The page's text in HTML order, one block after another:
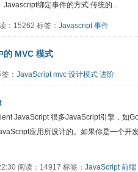
绑定事件的方式 传统的...
：15262 标签： Javascript 事件
MVC 模式
： JavaScript mvc 设计模式 进阶
JavaScript 很多JavaScript引擎，如
应用所设计的。如果你是一个开
阅读：14917 标签： JavaScript 前端